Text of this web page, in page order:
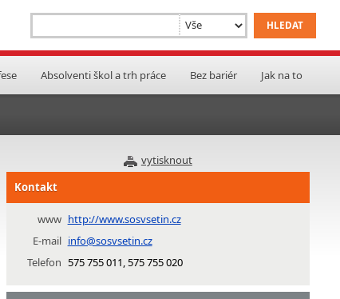
Absolventi škol a trh práce Bez bariér Jak na to
vytisknout
Kontakt
www http://www.sosvsetin.cz
E-mail info@sosvsetin.cz
Telefon 575 755 011, 575 755 020